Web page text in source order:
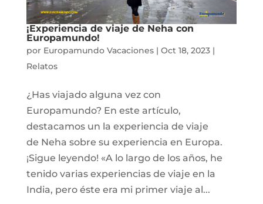
¡Experiencia de viaje de Neha con
Europamundo!
por Europamundo Vacaciones| Oct 18, 2023|
Relatos
¿Has viajado alguna vez con
Europamundo? En este artículo,
destacamos un la experiencia de viaje
de Neha sobre su experiencia en Europa.
¡Sigue leyendo! «A lo largo de los años, he
tenido varias experiencias de viaje en la
India, pero éste era mi primer viaje al...